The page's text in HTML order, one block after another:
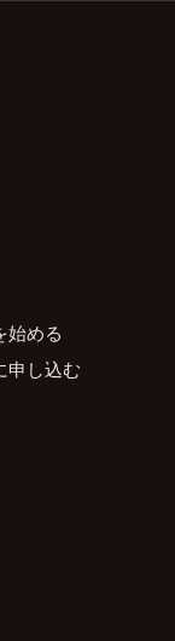
始める
申し込む